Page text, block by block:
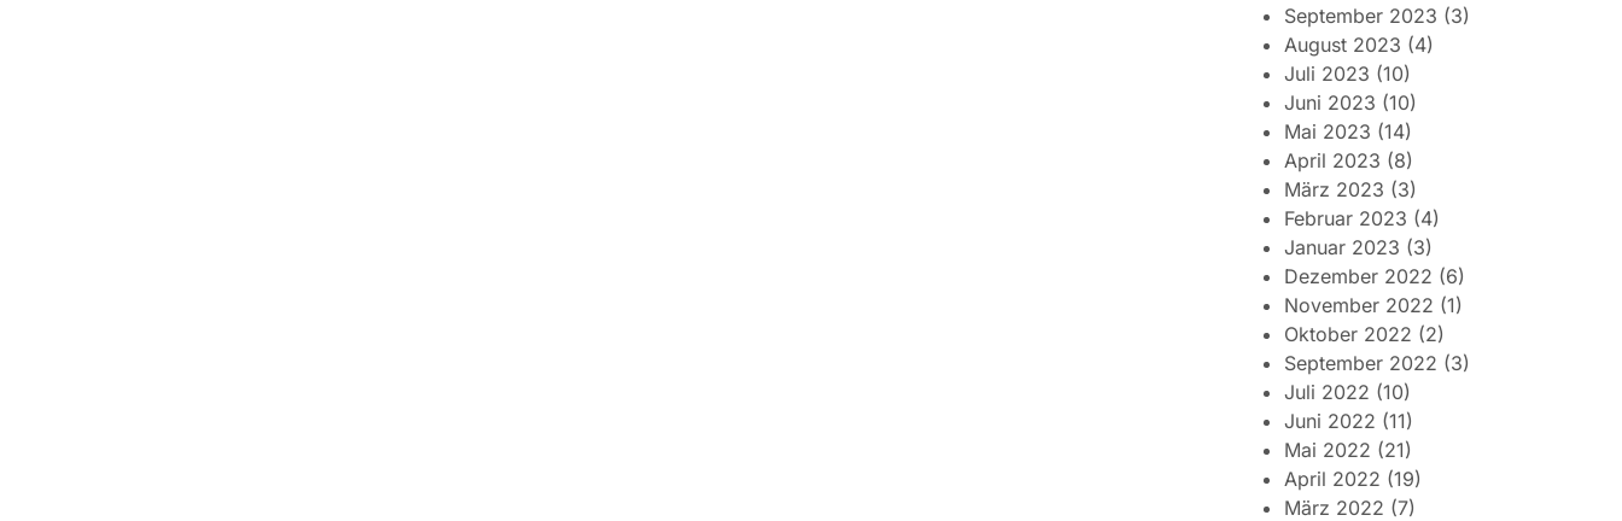
September 2023 (3)
August 2023 (4)
Juli 2023 (10)
Juni 2023 (10)
Mai 2023 (14)
April 2023 (8)
März 2023 (3)
Februar 2023 (4)
Januar 2023 (3)
Dezember 2022 (6)
November 2022 (1)
Oktober 2022 (2)
September 2022 (3)
Juli 2022 (10)
Juni 2022 (11)
Mai 2022 (21)
April 2022 (19)
März 2022 (7)